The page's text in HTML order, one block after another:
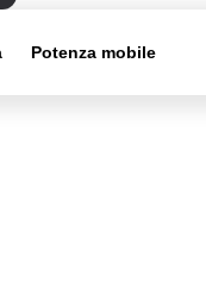
Potenza mobile